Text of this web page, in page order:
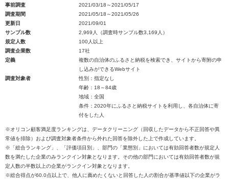
事前調査
2021/03/18～2021/05/17
調査期間
2021/05/18～2021/05/26
更新日
2021/09/01
サンプル数
2,969人（調査時サンプル数3,169人）
規定人数
100人以上
調査企業数
17社
定義
複数の自治体のふるさと納税を検索でき、サイトから寄附の申
し込みができるWebサイト
調査対象者
性別：指定なし
年齢：18～84歳
地域：全国
条件：2020年にふるさと納税サイトを利用し、各自治体に寄
付をした人
※オリコン顧客満足度ランキングは、データクリーニング（回収したデータから不正回答や異
常値を排除）および調査対象者条件から外れた回答を除外した上で作成しています。
※「総合ランキング」、「評価項目別」、部門の「業態別」においては有効回答者数が規定人
数を満たした企業のみランクイン対象となります。その他の部門においては有効回答者数が規
定人数の半数以上の企業がランクイン対象となります。
※総合得点が60.0点以上で、他人に薦めたくないと回答した人の割合が基準値以下の企業がラ